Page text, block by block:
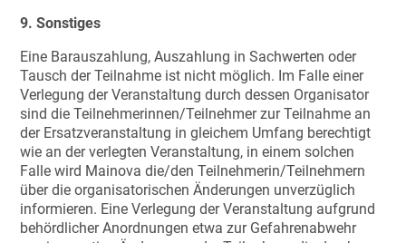
9. Sonstiges
Eine Barauszahlung, Auszahlung in Sachwerten oder
Tausch der Teilnahme ist nicht möglich. Im Falle einer
Verlegung der Veranstaltung durch dessen Organisator
sind die Teilnehmerinnen/Teilnehmer zur Teilnahme an
der Ersatzveranstaltung in gleichem Umfang berechtigt
wie an der verlegten Veranstaltung, in einem solchen
Falle wird Mainova die/den Teilnehmerin/Teilnehmern
über die organisatorischen Änderungen unverzüglich
informieren. Eine Verlegung der Veranstaltung aufgrund
behördlicher Anordnungen etwa zur Gefahrenabwehr